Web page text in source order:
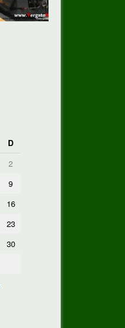
D
2
9
16
23
30